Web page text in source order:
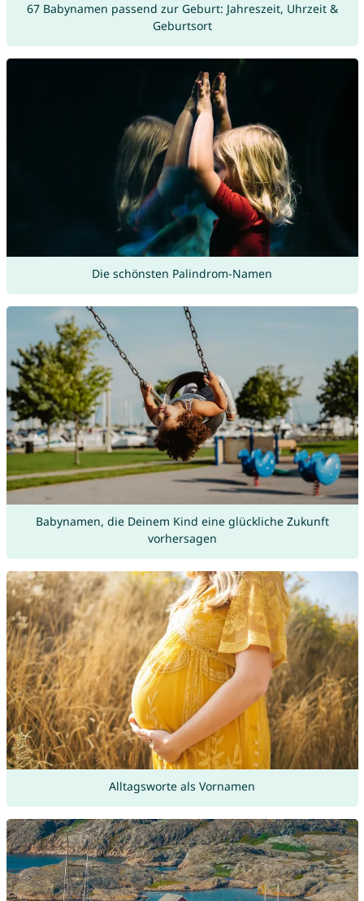
67 Babynamen passend zur Geburt: Jahreszeit, Uhrzeit &
Geburtsort
Die schönsten Palindrom-Namen
Babynamen, die Deinem Kind eine glückliche Zukunft
vorhersagen
Alltagsworte als Vornamen